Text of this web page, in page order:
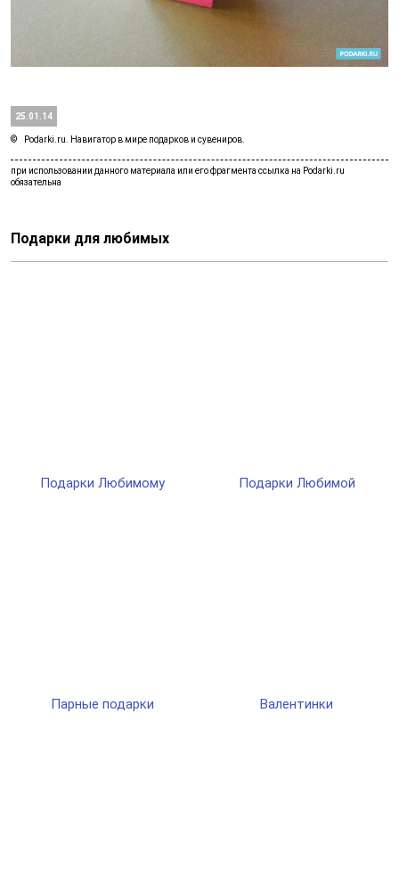
25.01.14
Podarki.ru. Навигатор в мире подарков и сувениров.
Подарки для любимых
Подарки Любимому Подарки Любимой
Парные подарки Валентинки